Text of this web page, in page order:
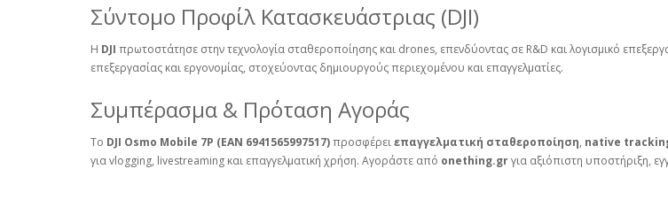
Σύντομο Προφίλ Κατασκευάστριας (DJI)
Η DJI πρωτοστάτησε στην τεχνολογία σταθεροποίησης και drones, επενδύοντας σε R&D και λογισμικό
επεξεργασίας και εργονομίας, στοχεύοντας δημιουργούς περιεχομένου και επαγγελματίες.
Συμπέρασμα & Πρόταση Αγοράς
Το DJI Osmo Mobile 7P (EAN 6941565997517)προσφέρειεπαγγελματική σταθεροποίηση, native
για vlogging, livestreaming και επαγγελματική χρήση. Αγοράστε από onething.grγια αξιόπιστη υποστήριξη,